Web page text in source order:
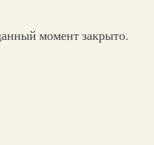
момент закрыто.